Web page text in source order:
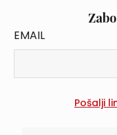
EMAIL